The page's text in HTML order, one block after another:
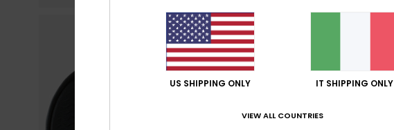
US SHIPPING ONLY IT SHIPPING ONLY
VIEW ALL COUNTRIES